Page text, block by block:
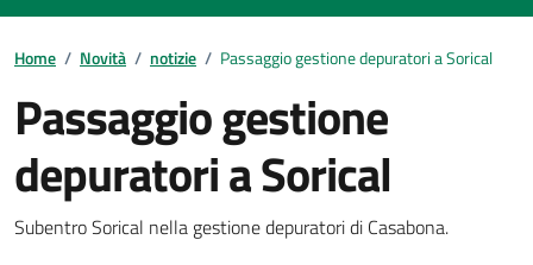
Home / Novità / notizie / Passaggio gestione depuratori a Sorical
Passaggio gestione
depuratori a Sorical
Dettagli della notizia
Subentro Sorical nella gestione depuratori di Casabona.